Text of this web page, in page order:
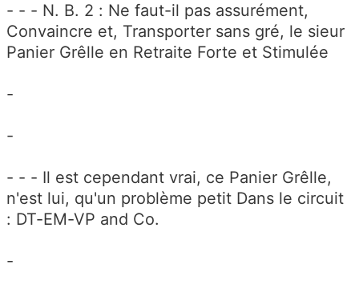
- - - N. B. 2 : Ne faut-il pas assurément,
Convaincre et, Transporter sans gré, le sieur
Panier Grêlle en Retraite Forte et Stimulée
-
-
- - - Il est cependant vrai, ce Panier Grêlle,
n'est lui, qu'un problème petit Dans le circuit
: DT-EM-VP and Co.
-